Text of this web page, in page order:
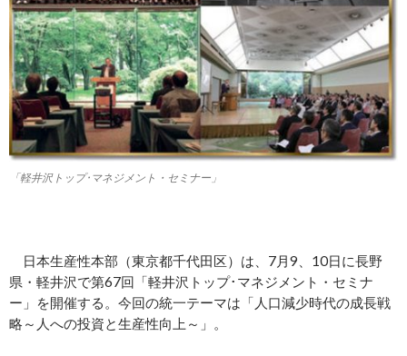
「軽井沢トップ･マネジメント・セミナー」
日本生産性本部（東京都千代田区）は、7月9、10日に長野
県・軽井沢で第67回「軽井沢トップ･マネジメント・セミナ
ー」を開催する。今回の統一テーマは「人口減少時代の成長戦
略～人への投資と生産性向上～」。